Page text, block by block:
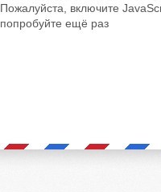
Пожалуйста, включите
попробуйте ещё раз